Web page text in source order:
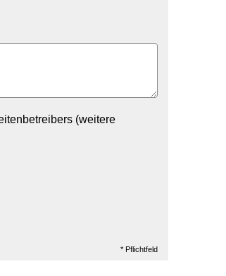
(weitere
* Pflichtfeld